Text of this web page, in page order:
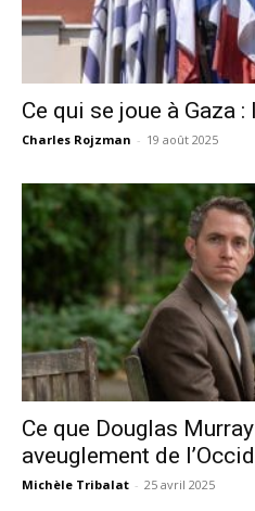
Ce qui se joue à Gaza
Charles Rojzman - 19 août 2025
Ce que Douglas
aveuglement de
Michèle Tribalat - 25 avril 2025